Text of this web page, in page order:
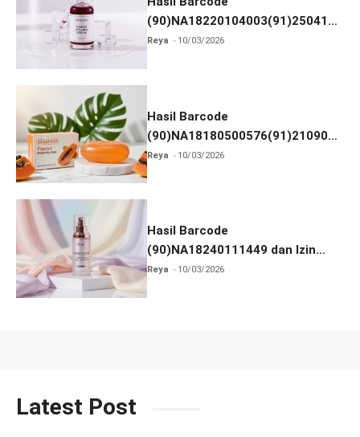
(90)NA18220104003(91)250418
dan Izin BPOM
Reya 10/03/2026
Hasil Barcode
(90)NA18180500576(91)210906
dan Izin BPOM
Reya 10/03/2026
Hasil Barcode
(90)NA18240111449 dan Izin
BPOM
Reya 10/03/2026
Latest Post